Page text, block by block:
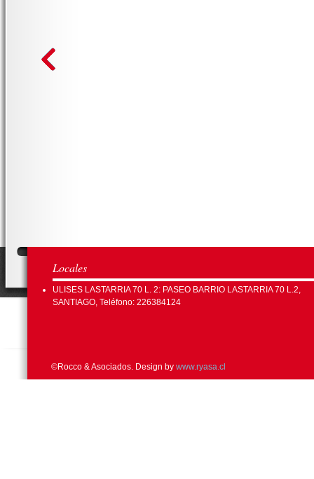
Locales
ULISES LASTARRIA 70 L. 2: PASEO BARRIO LASTARRIA 70 L.2,
SANTIAGO, Teléfono: 226384124
©Rocco & Asociados. Design by www.ryasa.cl